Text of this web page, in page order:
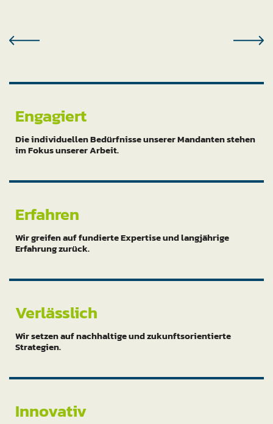
Engagiert
Die individuellen Bedürfnisse unserer Mandanten stehen
im Fokus unserer Arbeit.
Erfahren
Wir greifen auf fundierte Expertise und langjährige
Erfahrung zurück.
Verlässlich
Wir setzen auf nachhaltige und zukunftsorientierte
Strategien.
Innovativ